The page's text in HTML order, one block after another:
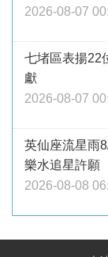
2026-08-07
七堵區表揚
獻
2026-08-07
英仙座流星雨
樂水追星許願
2026-08-08